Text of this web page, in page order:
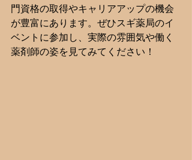
門資格の取得やキャリアアップの機会
が豊富にあります。ぜひスギ薬局のイ
ベントに参加し、実際の雰囲気や働く
薬剤師の姿を見てみてください！